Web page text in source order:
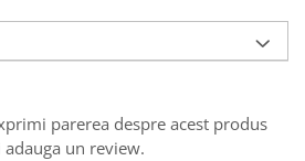
parerea despre acest produs
adauga un review.